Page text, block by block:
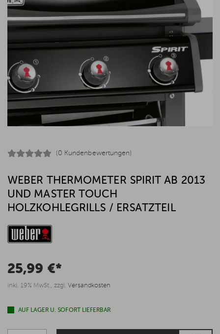
(0 Kundenbewertungen)
WEBER THERMOMETER SPIRIT AB 2013
UND MASTER TOUCH
HOLZKOHLEGRILLS / ERSATZTEIL
25,99 €*
inkl. 19% MwSt., zzgl.Versandkosten
AUF LAGER U. SOFORT LIEFERBAR